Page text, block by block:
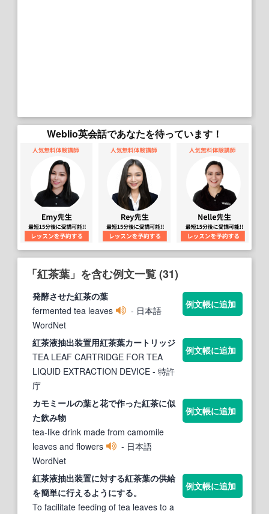
Weblio英会話であなたを待っています！
「紅茶葉」を含む例文一覧 (31)
発酵させた紅茶の葉
fermented tea leaves
- 日本語
WordNet
例文帳に追加
紅茶液抽出装置用紅茶葉カートリッジ
TEA LEAF CARTRIDGE FOR TEA
LIQUID EXTRACTION DEVICE - 特許
庁
例文帳に追加
カモミールの葉と花で作った紅茶に似
た飲み物
tea-like drink made from camomile
leaves and flowers
- 日本語
WordNet
例文帳に追加
紅茶液抽出装置に対する紅茶葉の供給
を簡単に行えるようにする。
To facilitate feeding of tea leaves to a
例文帳に追加